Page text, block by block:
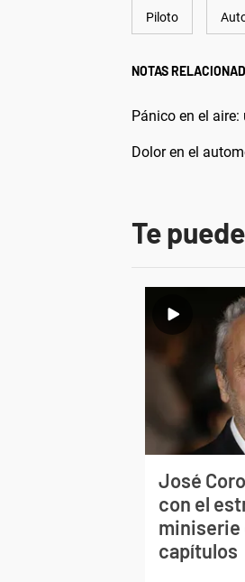
Piloto
NOTAS
Pánico en el
Dolor en el
Te
José
con el
miniserie
capítulos